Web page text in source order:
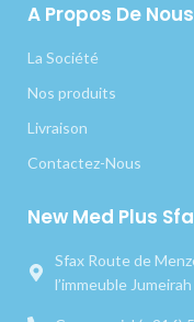
A Propos De Nous
La Société
Nos produits
Livraison
Contactez-Nous
New Med Plus
Sfax Route de
l’immeuble Jumeirah